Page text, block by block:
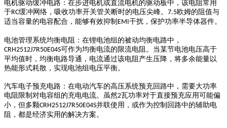
电机驱动缓冲电路：在步进电机或直流电机的驱动板中，该电阻常用
于RC缓冲网络，吸收功率开关管关断时的电压尖峰。 7.5欧姆的阻值与
适当容量的电容配合，能够有效抑制 EMI干扰，保护功率半导体器件。
电池管理系统均衡电阻：在锂电池组的被动均衡电路中，
CRH2512J7R50E04S可作为均衡电流的限流电阻。当某节电池电压高于
平均值时，均衡电路导通，电流通过该电阻产生压降，将多余能量以
热能形式耗散，实现电池组电压平衡。
汽车电子预充电路：在电动汽车的高压系统预充回路中，需要大功率
电阻限制对电容组的充电电流。虽然2瓦功率对于直接预充应用可能偏
小，但多颗CRH2512J7R50E04S并联使用，或作为控制回路中的辅助电
阻，都是经济实用的解决方案。